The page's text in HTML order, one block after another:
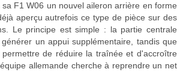
F1 W06 un nouvel aileron arrière en forme
aperçu autrefois ce type de pièce sur des
Le principe est simple : la partie centrale
un appui supplémentaire, tandis que
de réduire la traînée et d'accroître
allemande cherche à reprendre un net